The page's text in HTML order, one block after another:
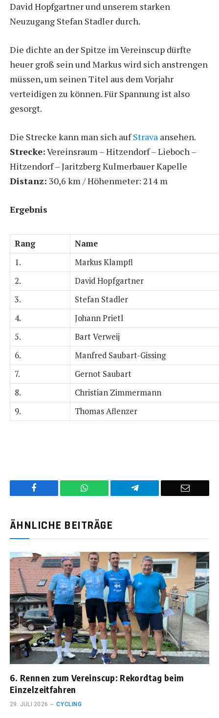
David Hopfgartner und unserem starken
Neuzugang Stefan Stadler durch.
Die dichte an der Spitze im Vereinscup dürfte
heuer groß sein und Markus wird sich anstrengen
müssen, um seinen Titel aus dem Vorjahr
verteidigen zu können. Für Spannung ist also
gesorgt.
Die Strecke kann man sich aufStrava ansehen.
Strecke:Vereinsraum – Hitzendorf – Lieboch –
Hitzendorf – Jaritzberg Kulmerbauer Kapelle
Distanz: 30,6 km / Höhenmeter: 214 m
Ergebnis
Rang
Name
1.
Markus Klampfl
2.
David Hopfgartner
3.
Stefan Stadler
4.
Johann Prietl
5.
Bart Verweij
6.
Manfred Saubart-Gissing
7.
Gernot Saubart
8.
Christian Zimmermann
9.
Thomas Aflenzer
WhatsApp Telegram
E-
ÄHNLICHE BEITRÄGE
6. Rennen zum Vereinscup: Rekordtag beim
Einzelzeitfahren
29. JULI 2026 CYCLING